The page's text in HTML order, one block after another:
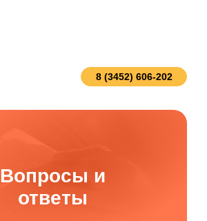
Вопросы и
ответы
8 (3452) 606-202